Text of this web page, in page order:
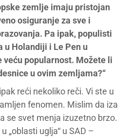
zemlje imaju pristojan
osiguranje za sve i
Pa ipak, populisti
u Holandiji i Le Pen u
veću popularnost. Možete li
u ovim zemljama?“
reći nekoliko reči. Vi ste u
fenomen. Mislim da iza
se svet menja izuzetno brzo.
„oblasti uglja“ u SAD –